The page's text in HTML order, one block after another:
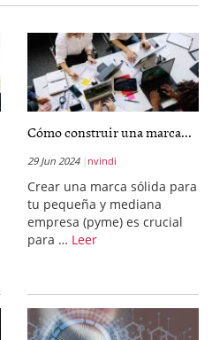
Cómo construir una marca...
29 Jun 2024 nvindi
Crear una marca sólida para
tu pequeña y mediana
empresa (pyme) es crucial
para … Leer